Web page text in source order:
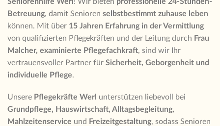
Betreuung, damit Senioren selbstbestimmt zuhause leben
können. Mit über 15 Jahren Erfahrung in der Vermittlung
von qualifizierten Pflegekräften und der Leitung durch Frau
Malcher, examinierte Pflegefachkraft, sind wir Ihr
vertrauensvoller Partner für Sicherheit, Geborgenheit und
individuelle Pflege.
Unsere Pflegekräfte Werl unterstützen liebevoll bei
Grundpflege, Hauswirtschaft, Alltagsbegleitung,
Mahlzeitenservice und Freizeitgestaltung, sodass Senioren